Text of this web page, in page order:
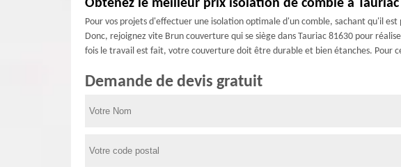
Obtenez le meilleur prix isolation de comble à Tauriac
Pour vos projets d'effectuer une isolation optimale d'un comble, sachant qu'il
Donc, rejoignez vite Brun couverture qui se siège dans Tauriac 81630 pour
fois le travail est fait, votre couverture doit être durable et bien étanches. Pour
Demande de devis gratuit